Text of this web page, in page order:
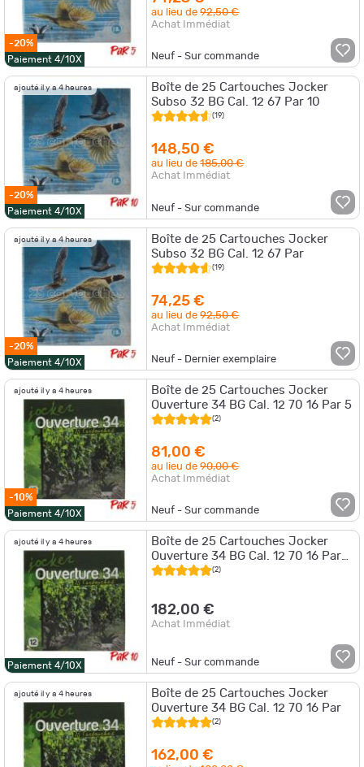
-20%
Paiement 4/10X
au lieu de92,50 €
Achat Immédiat
Neuf - Sur commande
ajouté il y a 4 heures
-20%
Paiement 4/10X
Boîte de 25 Cartouches Jocker
Subso 32 BG Cal. 12 67 Par 10
(19)
148,50 €
au lieu de185,00 €
Achat Immédiat
Neuf - Sur commande
ajouté il y a 4 heures
-20%
Paiement 4/10X
Boîte de 25 Cartouches Jocker
Subso 32 BG Cal. 12 67 Par
(19)
74,25 €
au lieu de92,50 €
Achat Immédiat
Neuf - Dernier exemplaire
ajouté il y a 4 heures
-10%
Paiement 4/10X
Boîte de 25 Cartouches Jocker
Ouverture 34 BG Cal. 12 70 16 Par 5
(2)
81,00 €
au lieu de90,00 €
Achat Immédiat
Neuf - Sur commande
ajouté il y a 4 heures
Paiement 4/10X
Boîte de 25 Cartouches Jocker
Ouverture 34 BG Cal. 12 70 16 Par
10
(2)
182,00 €
Achat Immédiat
Neuf - Sur commande
ajouté il y a 4 heures
Boîte de 25 Cartouches Jocker
Ouverture 34 BG Cal. 12 70 16 Par
(2)
162,00 €